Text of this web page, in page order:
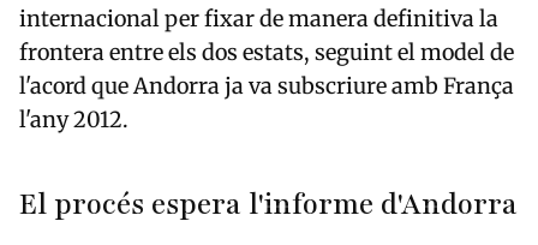
internacional per fixar de manera definitiva la
frontera entre els dos estats, seguint el model de
l'acord que Andorra ja va subscriure amb França
l'any 2012.
El procés espera l'informe d'Andorra